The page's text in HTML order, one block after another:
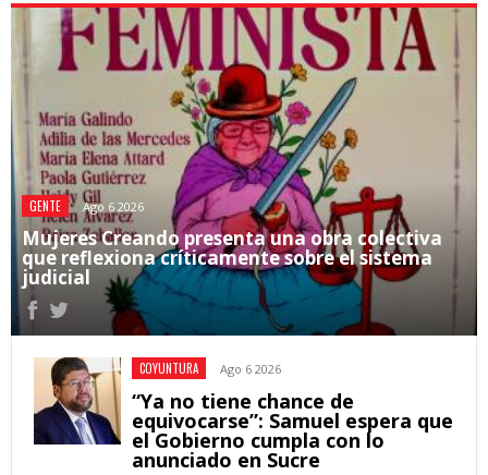
GENTE Ago 6 2026
Mujeres Creando presenta una obra colectiva
que reflexiona críticamente sobre el sistema
judicial
COYUNTURA Ago 6 2026
“Ya no tiene chance de
equivocarse”: Samuel espera que
el Gobierno cumpla con lo
anunciado en Sucre